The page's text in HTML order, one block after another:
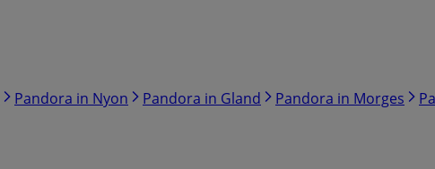
Pandora in Nyon Pandora in Gland Pandora in Morges